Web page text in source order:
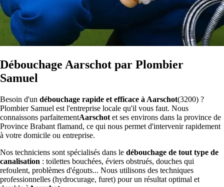
Débouchage Aarschot par Plombier
Samuel
Besoin d'un débouchage rapide et efficace à Aarschot(3200) ?
Plombier Samuel est l'entreprise locale qu'il vous faut. Nous
connaissons parfaitementAarschot et ses environs dans la province de
Province Brabant flamand, ce qui nous permet d'intervenir rapidement
à votre domicile ou entreprise.
Nos techniciens sont spécialisés dans le débouchage de tout type de
canalisation : toilettes bouchées, éviers obstrués, douches qui
refoulent, problèmes d'égouts... Nous utilisons des techniques
professionnelles (hydrocurage, furet) pour un résultat optimal et